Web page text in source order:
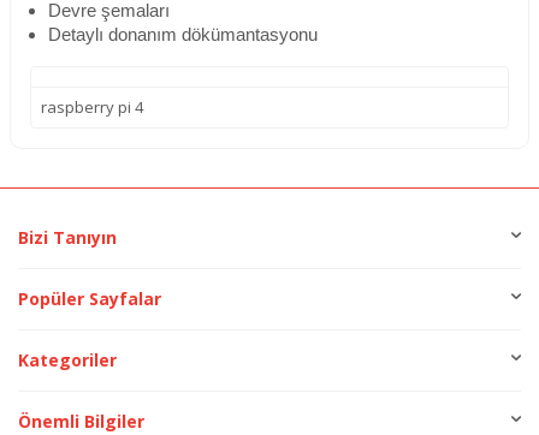
Devre şemaları
Detaylı donanım dökümantasyonu
raspberry pi 4
Bizi Tanıyın
Popüler Sayfalar
Kategoriler
Önemli Bilgiler